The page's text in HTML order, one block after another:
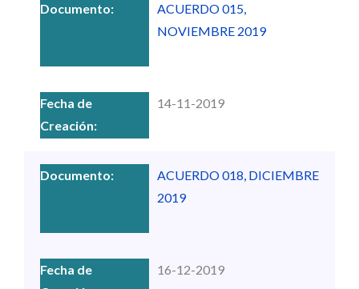
ACUERDO 015,
NOVIEMBRE 2019
14-11-2019
ACUERDO 018, DICIEMBRE
2019
16-12-2019